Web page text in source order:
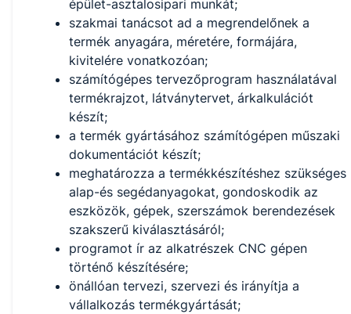
épület-asztalosipari munkát;
szakmai tanácsot ad a megrendelőnek a
termék anyagára, méretére, formájára,
kivitelére vonatkozóan;
számítógépes tervezőprogram használatával
termékrajzot, látványtervet, árkalkulációt
készít;
a termék gyártásához számítógépen műszaki
dokumentációt készít;
meghatározza a termékkészítéshez szükséges
alap-és segédanyagokat, gondoskodik az
eszközök, gépek, szerszámok berendezések
szakszerű kiválasztásáról;
programot ír az alkatrészek CNC gépen
történő készítésére;
önállóan tervezi, szervezi és irányítja a
vállalkozás termékgyártását;